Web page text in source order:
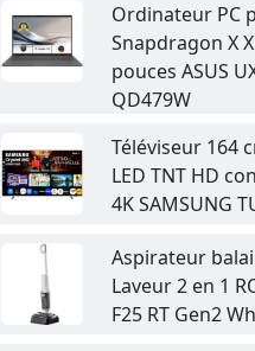
Ordinateur PC
Snapdragon X
pouces ASUS
QD479W
Téléviseur 164
LED TNT HD
4K SAMSUNG
Aspirateur
Laveur 2 en 1
F25 RT Gen2